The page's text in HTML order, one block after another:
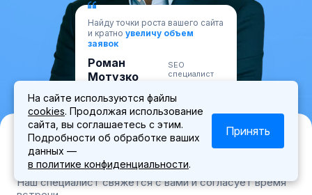
Запишитесь на личную встречу с
экспертом
Наш специалист свяжется с вами и согласует время
Найду точки роста вашего сайта
и кратно увеличу объем
заявок
Роман
Мотузко
SEO
специалист
На сайте используются файлы
cookies. Продолжая использование
сайта, вы соглашаетесь с этим.
Подробности об обработке ваших
данных —
в политике конфиденциальности.
Принять